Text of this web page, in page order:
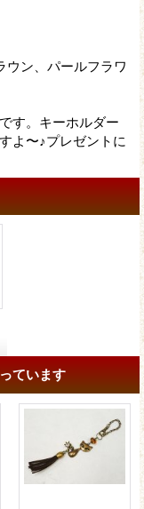
ウン、パールフラワ
す。キーホルダー
よ〜♪プレゼントに
ています